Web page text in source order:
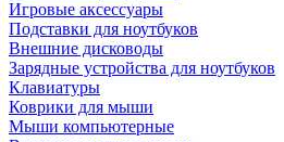
Игровые аксессуары
Подставки для ноутбуков
Внешние дисководы
Зарядные устройства для ноутбуков
Клавиатуры
Коврики для мыши
Мыши компьютерные